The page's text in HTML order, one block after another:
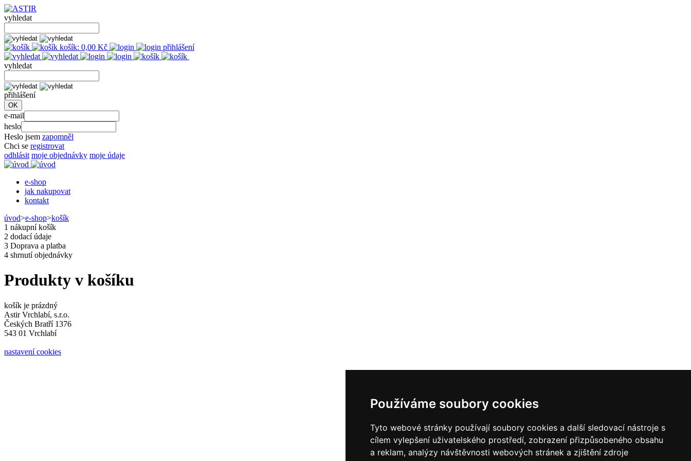
Používáme soubory cookies
Tyto webové stránky používají soubory cookies a další sledovací nástroje s
cílem vylepšení uživatelského prostředí, zobrazení přizpůsobeného obsahu
a reklam, analýzy návštěvnosti webových stránek a zjištění zdroje
vyhledat
košík: 0,00 Kč přihlášení
vyhledat
přihlášení
e-mail
heslo
Heslo jsem zapomněl
Chci se registrovat
odhlásit moje objednávky moje údaje
e-shop
jak nakupovat
kontakt
úvod>e-shop>košík
1 nákupní košík
2 dodací údaje
3 Doprava a platba
4 shrnutí objednávky
Produkty v košíku
košík je prázdný
Astir Vrchlabí, s.r.o.
Českých Bratří 1376
543 01 Vrchlabí
nastavení cookies